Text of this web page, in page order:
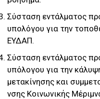
Σύσταση εντάλματος
υπολόγου για την
ΕΥΔΑΠ.
Σύσταση εντάλματος
υπόλογου για την
μετακίνησης και
νσης Κοινωνικής